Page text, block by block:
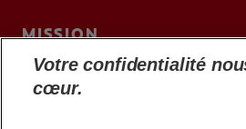
MISSION
BILAN DE SANTÉ BUCCO-
Votre confidentialité
cœur.